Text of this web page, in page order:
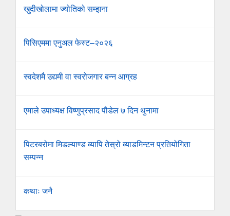
खुदीखोलामा ज्योतिको सम्झना
पिसिएममा एनुअल फेस्ट–२०२६
स्वदेशमै उद्यमी वा स्वरोजगार बन्न आग्रह
एमाले उपाध्यक्ष विष्णुप्रसाद पौडेल ७ दिन थुनामा
पिटरबरोमा मिडल्याण्ड ब्यापि तेस्रो ब्याडमिन्टन प्रतियोगिता
सम्पन्न
कथाः जनै